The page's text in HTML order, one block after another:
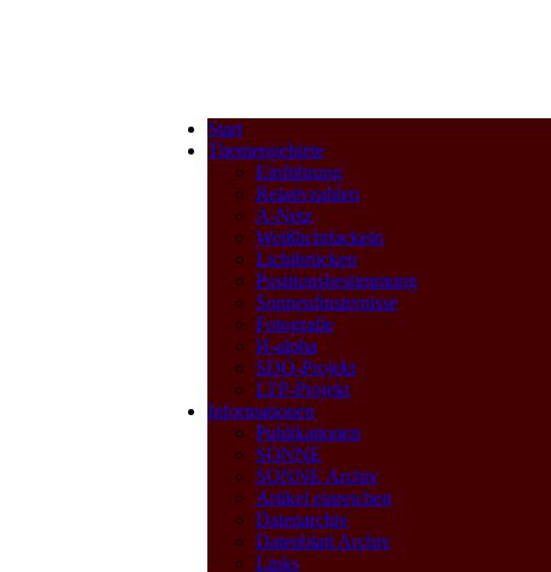
Start
Themengebiete
Einführung
Relativzahlen
A-Netz
Weißlichtfackeln
Lichtbrücken
Positionsbestimmung
Sonnenfinsternisse
Fotografie
H-alpha
SDO-Projekt
LTP-Projekt
Informationen
Publikationen
SONNE
SONNE Archiv
Artikel einreichen
Datenarchiv
Datenblatt Archiv
Links